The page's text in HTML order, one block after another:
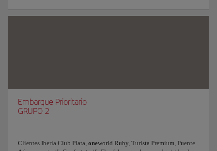
Embarque Prioritario
GRUPO 2
Clientes Iberia Club Plata, oneworld Ruby, Turista Premium, Puente